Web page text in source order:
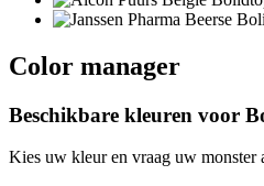
Color manager
Beschikbare kleuren voor
Kies uw kleur en vraag uw monster